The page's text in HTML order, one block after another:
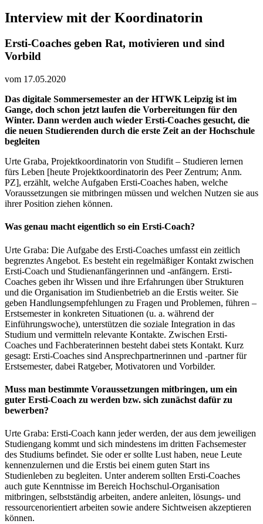
Interview mit der Koordinatorin
Ersti-Coaches geben Rat, motivieren und sind
Vorbild
vom 17.05.2020
Das digitale Sommersemester an der HTWK Leipzig ist im
Gange, doch schon jetzt laufen die Vorbereitungen für den
Winter. Dann werden auch wieder Ersti-Coaches gesucht, die
die neuen Studierenden durch die erste Zeit an der Hochschule
begleiten
Urte Graba, Projektkoordinatorin von Studifit – Studieren lernen
fürs Leben [heute Projektkoordinatorin des Peer Zentrum; Anm.
PZ], erzählt, welche Aufgaben Ersti-Coaches haben, welche
Voraussetzungen sie mitbringen müssen und welchen Nutzen sie aus
ihrer Position ziehen können.
Was genau macht eigentlich so ein Ersti-Coach?
Urte Graba: Die Aufgabe des Ersti-Coaches umfasst ein zeitlich
begrenztes Angebot. Es besteht ein regelmäßiger Kontakt zwischen
Ersti-Coach und Studienanfängerinnen und -anfängern. Ersti-
Coaches geben ihr Wissen und ihre Erfahrungen über Strukturen
und die Organisation im Studienbetrieb an die Erstis weiter. Sie
geben Handlungsempfehlungen zu Fragen und Problemen, führen –
Erstsemester in konkreten Situationen (u. a. während der
Einführungswoche), unterstützen die soziale Integration in das
Studium und vermitteln relevante Kontakte. Zwischen Ersti-
Coaches und Fachberaterinnen besteht dabei stets Kontakt. Kurz
gesagt: Ersti-Coaches sind Ansprechpartnerinnen und -partner für
Erstsemester, dabei Ratgeber, Motivatoren und Vorbilder.
Muss man bestimmte Voraussetzungen mitbringen, um ein
guter Ersti-Coach zu werden bzw. sich zunächst dafür zu
bewerben?
Urte Graba: Ersti-Coach kann jeder werden, der aus dem jeweiligen
Studiengang kommt und sich mindestens im dritten Fachsemester
des Studiums befindet. Sie oder er sollte Lust haben, neue Leute
kennenzulernen und die Erstis bei einem guten Start ins
Studienleben zu begleiten. Unter anderem sollten Ersti-Coaches
auch gute Kenntnisse im Bereich Hochschul-Organisation
mitbringen, selbstständig arbeiten, andere anleiten, lösungs- und
ressourcenorientiert arbeiten sowie andere Sichtweisen akzeptieren
können.